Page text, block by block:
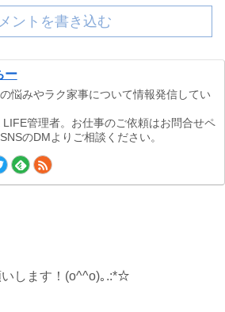
ントを書き込む
ー
悩みやラク家事について情報発信してい
LIFE管理者。お仕事のご依頼はお問合せペ
のDMよりご相談ください。
します！(o^^o)｡.:*☆